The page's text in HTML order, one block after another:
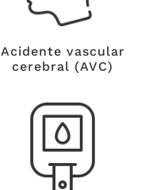
Acidente vascular
cerebral (AVC)